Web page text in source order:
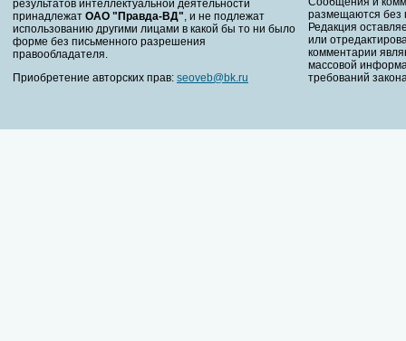
результатов интеллектуальной деятельности
принадлежат ОАО "Правда-ВД" , и не подлежат
использованию другими лицами в какой бы то ни было
форме без письменного разрешения
правообладателя.
Приобретение авторских прав: seoveb@bk.ru
размещаются без
Редакция
или
комментарии
массовой
требований